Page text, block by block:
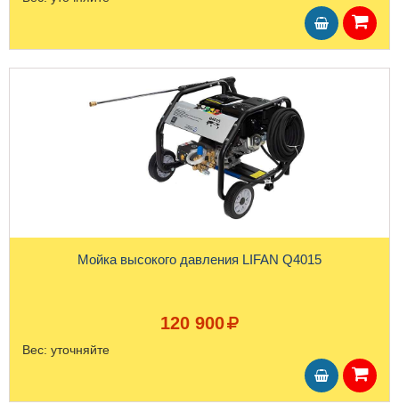
Мойка высокого давления LIFAN Q4015
120 900
Вес: уточняйте